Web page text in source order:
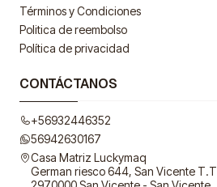
Términos y Condiciones
Politica de reembolso
Política de privacidad
CONTÁCTANOS
+56932446352
56942630167
Casa Matriz Luckymaq
German riesco 644, San Vicente T.T